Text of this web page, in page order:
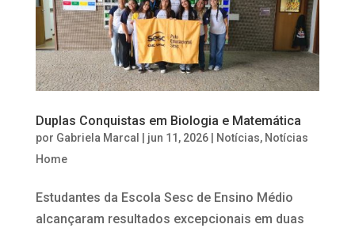
Duplas Conquistas em Biologia e Matemática
por Gabriela Marcal jun 11, 2026| Notícias, Notícias
Home
Estudantes da Escola Sesc de Ensino Médio
alcançaram resultados excepcionais em duas